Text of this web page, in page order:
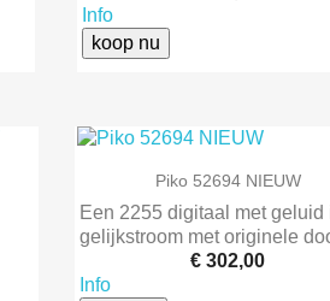
Info
koop nu
 Snel bekijken
Piko 52694 NIEUW
Een 2255 digitaal met geluid
gelijkstroom met originele
€ 302,00
Info